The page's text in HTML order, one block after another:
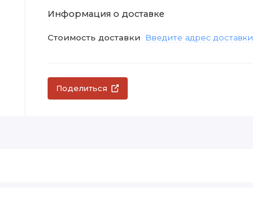
Информация о доставке
Стоимость доставки Введите адрес доставки
Поделиться